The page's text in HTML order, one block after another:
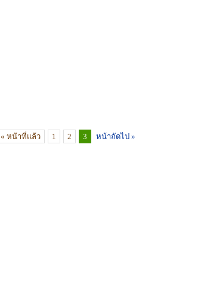
« หน้าที่แล้ว 1 2 3 หน้าถัดไป »